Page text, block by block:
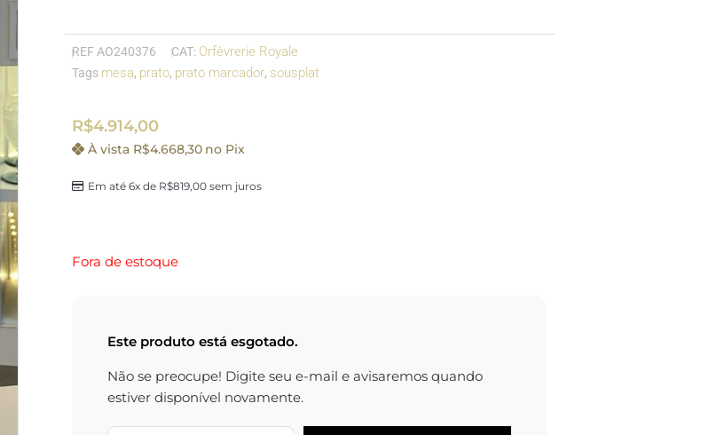
REF AO240376 CAT: Orfèvrerie Royale
Tags mesa, prato, prato marcador, sousplat
R$4.914,00
Em até 6x de R$819,00sem juros
À vista R$4.668,30 no Pix
Fora de estoque
Este produto está esgotado.
Não se preocupe! Digite seu e-mail e avisaremos quando
estiver disponível novamente.